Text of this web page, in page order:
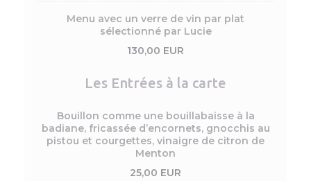
Menu avec un verre de vin par plat
sélectionné par Lucie
130,00 EUR
Les Entrées à la carte
Bouillon comme une bouillabaisse à la
badiane, fricassée d’encornets, gnocchis au
pistou et courgettes, vinaigre de citron de
Menton
25,00 EUR